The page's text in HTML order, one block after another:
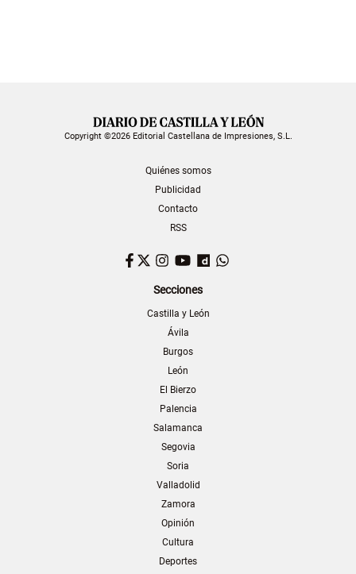
Copyright ©2026 Editorial Castellana de Impresiones, S.L.
Quiénes somos
Publicidad
Contacto
RSS
Facebook
TwitterInstagram
YouTubeDailymotion
Secciones
Castilla y León
Ávila
Burgos
León
El Bierzo
Palencia
Salamanca
Segovia
Soria
Valladolid
Zamora
Opinión
Cultura
Deportes